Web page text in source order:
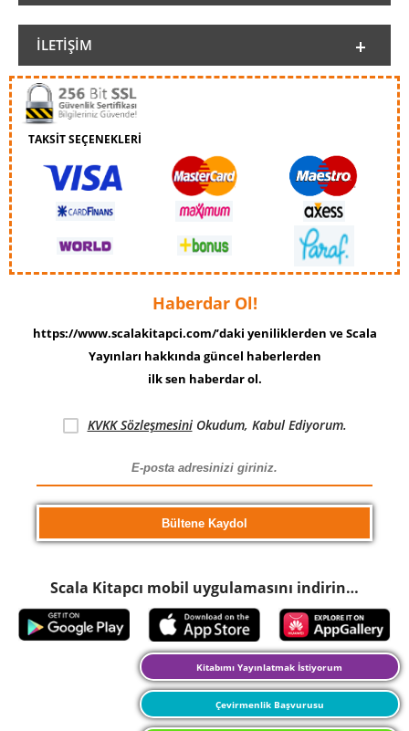
İLETIŞIM
TAKSİT SEÇENEKLERİ
Haberdar Ol!
https://www.scalakitapci.com/’daki yeniliklerden ve Scala
Yayınları hakkında güncel haberlerden
ilk sen haberdar ol.
KVKK SözleşmesiniOkudum, Kabul Ediyorum.
Scala Kitapcı mobil uygulamasını indirin…
Kitabımı Yayınlatmak İstiyorum
Çevirmenlik Başvurusu